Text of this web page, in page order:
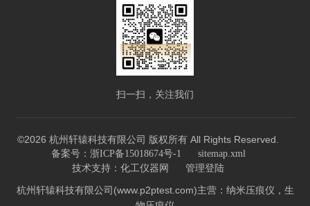
扫一扫，关注我们
©2026 杭州轩辕科技有限公司 版权所有 All Rights Reserved.
备案号：浙ICP备15018674号-1 sitemap.xml
技术支持： 化工仪器网 管理登陆
杭州轩辕科技有限公司(www.p2ptest.com)主营：纳米压痕仪，生